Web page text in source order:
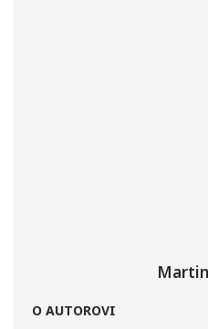
O AUTOROVI